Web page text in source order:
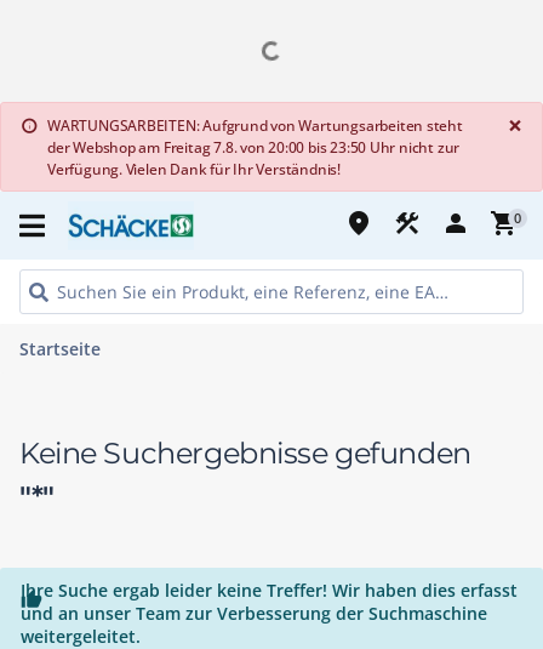
info WARTUNGSARBEITEN: Aufgrund von Wartungsarbeiten steht
der Webshop am Freitag 7.8. von 20:00 bis 23:50 Uhr nicht zur
Verfügung. Vielen Dank für Ihr Verständnis!
×
place construction person shopping_cart0
Startseite
Keine Suchergebnisse gefunden
"*"

Ihre Suche ergab leider keine Treffer! Wir haben dies erfasst
und an unser Team zur Verbesserung der Suchmaschine
weitergeleitet.